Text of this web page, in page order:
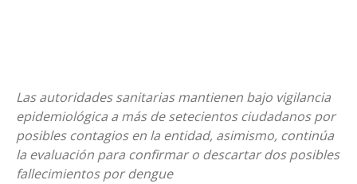
Las autoridades sanitarias mantienen bajo vigilancia
epidemiológica a más de setecientos ciudadanos por
posibles contagios en la entidad, asimismo, continúa
la evaluación para confirmar o descartar dos posibles
fallecimientos por dengue